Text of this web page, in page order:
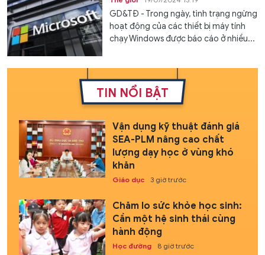
GD&TĐ - Trong ngày, tình trạng ngừng
hoạt động của các thiết bị máy tính
chạy Windows được báo cáo ở nhiều...
TIN NỔI BẬT
Vận dụng kỹ thuật đánh giá
SEA-PLM nâng cao chất
lượng dạy học ở vùng khó
khăn
Giáo dục 3 giờ trước
Chăm lo sức khỏe học sinh:
Cần một hệ sinh thái cùng
hành động
Học đường 8 giờ trước